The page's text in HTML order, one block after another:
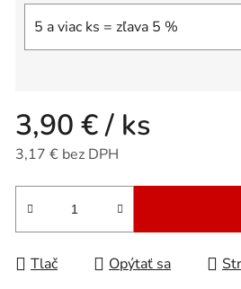
5 a viac ks = zľava 5 %
3,90 €/ ks
3,17 € bez DPH
Jednotková cena:
Tlač Opýtať sa